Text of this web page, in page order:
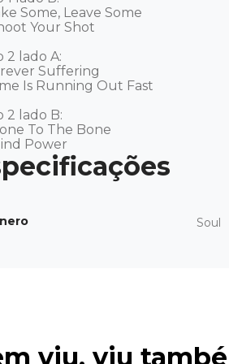
Some, Leave Some
Your Shot
2 lado A:
Suffering
Is Running Out Fast
2 lado B:
To The Bone
Power
Soul
viu, viu